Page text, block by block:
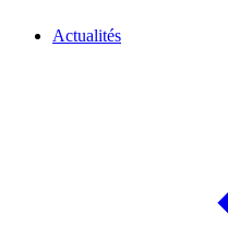
Actualités